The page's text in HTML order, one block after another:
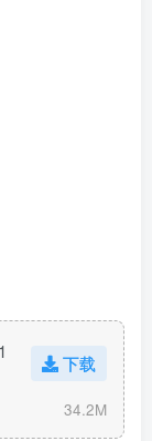
下载
34.2M